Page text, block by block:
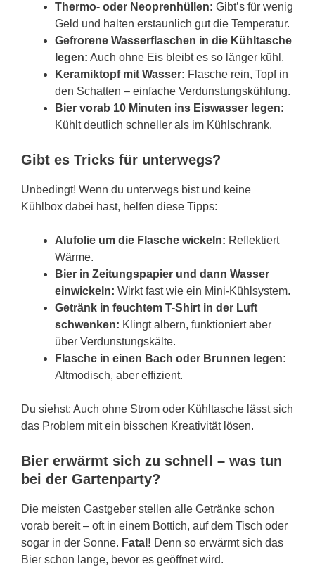
Thermo- oder Neoprenhüllen: Gibt’s für wenig
Geld und halten erstaunlich gut die Temperatur.
Gefrorene Wasserflaschen in die Kühltasche
legen: Auch ohne Eis bleibt es so länger kühl.
Keramiktopf mit Wasser: Flasche rein, Topf in
den Schatten – einfache Verdunstungskühlung.
Bier vorab 10 Minuten ins Eiswasser legen:
Kühlt deutlich schneller als im Kühlschrank.
Gibt es Tricks für unterwegs?
Unbedingt! Wenn du unterwegs bist und keine
Kühlbox dabei hast, helfen diese Tipps:
Alufolie um die Flasche wickeln: Reflektiert
Wärme.
Bier in Zeitungspapier und dann Wasser
einwickeln: Wirkt fast wie ein Mini-Kühlsystem.
Getränk in feuchtem T-Shirt in der Luft
schwenken: Klingt albern, funktioniert aber
über Verdunstungskälte.
Flasche in einen Bach oder Brunnen legen:
Altmodisch, aber effizient.
Du siehst: Auch ohne Strom oder Kühltasche lässt sich
das Problem mit ein bisschen Kreativität lösen.
Bier erwärmt sich zu schnell – was tun
bei der Gartenparty?
Die meisten Gastgeber stellen alle Getränke schon
vorab bereit – oft in einem Bottich, auf dem Tisch oder
sogar in der Sonne. Fatal! Denn so erwärmt sich das
Bier schon lange, bevor es geöffnet wird.